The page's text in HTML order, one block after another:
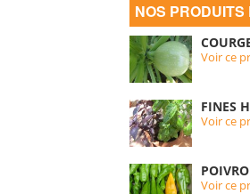
NOS
Voir ce
FINES
Voir ce
Voir ce